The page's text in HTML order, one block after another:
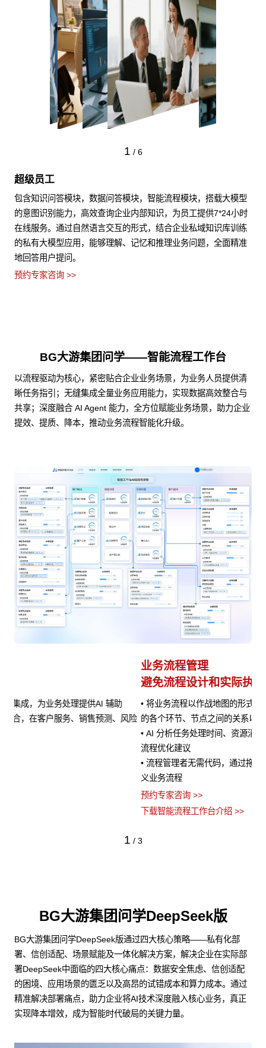
1 / 6
超级员工
包含知识问答模块，数据问答模块，智能流程模块，搭载大模型
的意图识别能力，高效查询企业内部知识，为员工提供7*24小时
在线服务。通过自然语言交互的形式，结合企业私域知识库训练
的私有大模型应用，能够理解、记忆和推理业务问题，全面精准
地回答用户提问。
预约专家咨询 >>
BG大游集团问学——智能流程工作台
以流程驱动为核心，紧密贴合企业业务场景，为业务人员提供清
晰任务指引；无缝集成全量业务应用能力，实现数据高效整合与
共享；深度融合 AI Agent 能力，全方位赋能业务场景，助力企业
提效、提质、降本，推动业务流程智能化升级。
避免流程设计和实际执行差异
• 将业务流程以作战地图的形式进行可视化呈现，清晰展示流程
的各个环节、节点之间的关系以及当前流程所处阶段
• AI 分析任务处理时间、资源消耗等指标数据，定位瓶颈并提供
• 流程管理者无需代码，通过拖拽、参数设置等方式即可快速定
1 / 3
BG大游集团问学DeepSeek版
BG大游集团问学DeepSeek版通过四大核心策略——私有化部
署、信创适配、场景赋能及一体化解决方案，解决企业在实际部
署DeepSeek中面临的四大核心痛点：数据安全焦虑、信创适配
的困境、应用场景的匮乏以及高昂的试错成本和算力成本。通过
精准解决部署痛点，助力企业将AI技术深度融入核心业务，真正
实现降本增效，成为智能时代破局的关键力量。